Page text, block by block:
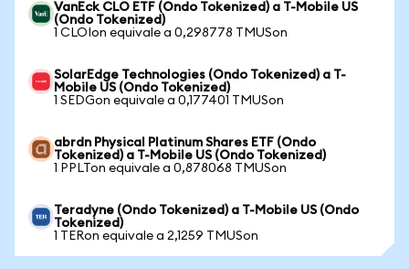
VanEck CLO ETF (Ondo Tokenized) a T-Mobile US
(Ondo Tokenized)
1 CLOIon equivale a 0,298778 TMUSon
SolarEdge Technologies (Ondo Tokenized) a T-
Mobile US (Ondo Tokenized)
1 SEDGon equivale a 0,177401 TMUSon
abrdn Physical Platinum Shares ETF (Ondo
Tokenized) a T-Mobile US (Ondo Tokenized)
1 PPLTon equivale a 0,878068 TMUSon
Teradyne (Ondo Tokenized) a T-Mobile US (Ondo
Tokenized)
1 TERon equivale a 2,1259 TMUSon